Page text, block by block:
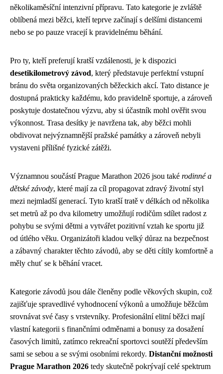
několikaměsíční intenzivní přípravu. Tato kategorie je zvláště
oblíbená mezi běžci, kteří teprve začínají s delšími distancemi
nebo se po pauze vracejí k pravidelnému běhání.
Pro ty, kteří preferují kratší vzdálenosti, je k dispozici
desetikilometrový závod, který představuje perfektní vstupní
bránu do světa organizovaných běžeckich akcí. Tato distance je
dostupná prakticky každému, kdo pravidelně sportuje, a zároveň
poskytuje dostatečnou výzvu, aby si účastník mohl ověřit svou
výkonnost. Trasa desítky je navržena tak, aby běžci mohli
obdivovat nejvýznamnější pražské památky a zároveň nebyli
vystaveni přílišné fyzické zátěži.
Významnou součástí Prague Marathon 2026 jsou také rodinné a
dětské závody, které mají za cíl propagovat zdravý životní styl
mezi nejmladší generací. Tyto kratší tratě v délkách od několika
set metrů až po dva kilometry umožňují rodičům sdílet radost z
pohybu se svými dětmi a vytvářet pozitivní vztah ke sportu již
od útlého věku. Organizátoři kladou velký důraz na bezpečnost
a zábavný charakter těchto závodů, aby se děti cítily komfortně a
měly chuť se k běhání vracet.
Kategorie závodů jsou dále členěny podle věkových skupin, což
zajišťuje spravedlivé vyhodnocení výkonů a umožňuje běžcům
srovnávat své časy s vrstevníky. Profesionální elitní běžci mají
vlastní kategorii s finančními odměnami a bonusy za dosažení
časových limitů, zatímco rekreační sportovci soutěží především
sami se sebou a se svými osobními rekordy. Distanční možnosti
Prague Marathon 2026 tedy skutečně pokrývají celé spektrum